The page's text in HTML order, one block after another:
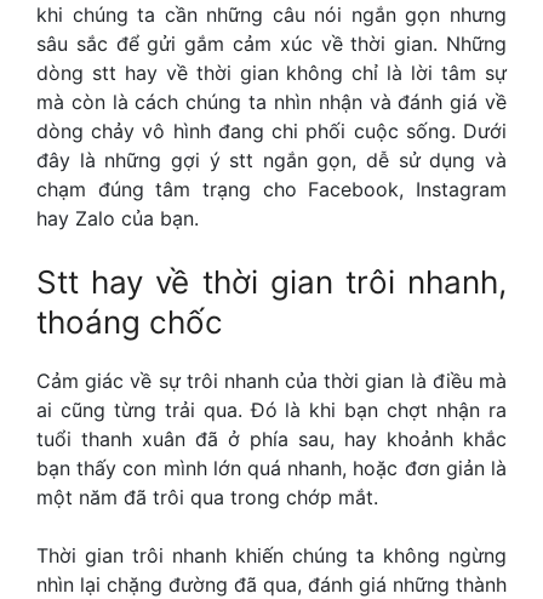
khi chúng ta cần những câu nói ngắn gọn nhưng
sâu sắc để gửi gắm cảm xúc về thời gian. Những
dòng stt hay về thời giankhông chỉ là lời tâm sự
mà còn là cách chúng ta nhìn nhận và đánh giá về
dòng chảy vô hình đang chi phối cuộc sống. Dưới
đây là những gợi ý stt ngắn gọn, dễ sử dụng và
chạm đúng tâm trạng cho Facebook, Instagram
hay Zalo của bạn.
Stt hay về thời gian trôi nhanh,
thoáng chốc
Cảm giác về sự trôi nhanh của thời gian là điều mà
ai cũng từng trải qua. Đó là khi bạn chợt nhận ra
tuổi thanh xuân đã ở phía sau, hay khoảnh khắc
bạn thấy con mình lớn quá nhanh, hoặc đơn giản là
một năm đã trôi qua trong chớp mắt.
Thời gian trôi nhanh khiến chúng ta không ngừng
nhìn lại chặng đường đã qua, đánh giá những thành